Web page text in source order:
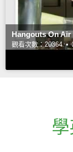
Hangouts On Air
觀看次數：20364 •